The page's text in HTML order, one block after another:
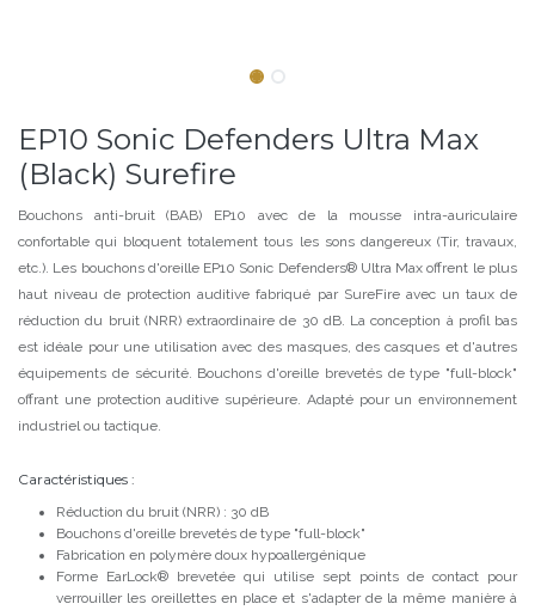
EP10 Sonic Defenders Ultra Max
(Black) Surefire
Bouchons anti-bruit (BAB) EP10 avec de la mousse intra-auriculaire
confortable qui bloquent totalement tous les sons dangereux (Tir, travaux,
etc.). Les bouchons d'oreille EP10 Sonic Defenders® Ultra Max offrent le plus
haut niveau de protection auditive fabriqué par SureFire avec un taux de
réduction du bruit (NRR) extraordinaire de 30 dB. La conception à profil bas
est idéale pour une utilisation avec des masques, des casques et d'autres
équipements de sécurité. Bouchons d'oreille brevetés de type "full-block"
offrant une protection auditive supérieure. Adapté pour un environnement
industriel ou tactique.
Caractéristiques :
Réduction du bruit (NRR) : 30 dB
Bouchons d'oreille brevetés de type "full-block"
Fabrication en polymère doux hypoallergénique
Forme EarLock® brevetée qui utilise sept points de contact pour
verrouiller les oreillettes en place et s'adapter de la même manière à